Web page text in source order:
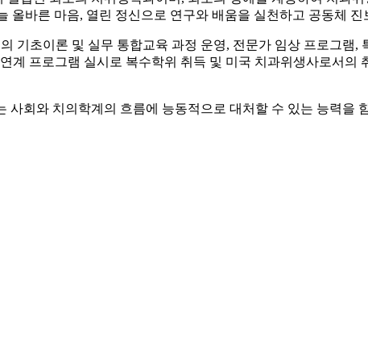
올바른 마음, 열린 정신으로 연구와 배움을 실천하고 공동체
기초이론 및 실무 통합교육 과정 운영, 전문가 임상 프로그램
계 프로그램 실시로 복수학위 취득 및 미국 치과위생사로서의
사회와 치의학계의 흐름에 능동적으로 대처할 수 있는 능력을